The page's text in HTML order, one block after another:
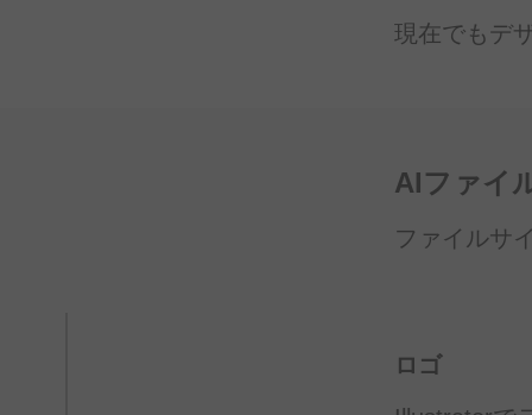
現在でもデ
AIファイ
ファイルサ
ロゴ